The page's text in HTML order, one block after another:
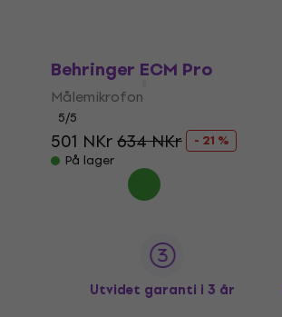
Behringer ECM Pro
Målemikrofon
5/5
501 NKr634 NKr
- 21 %
På lager
Utvidet garanti i 3 år